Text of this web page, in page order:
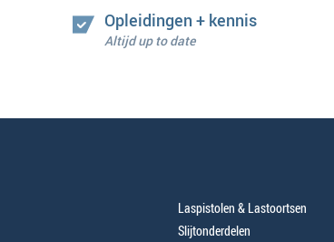
Opleidingen + kennis
Altijd up to date
Laspistolen & Lastoortsen
Slijtonderdelen